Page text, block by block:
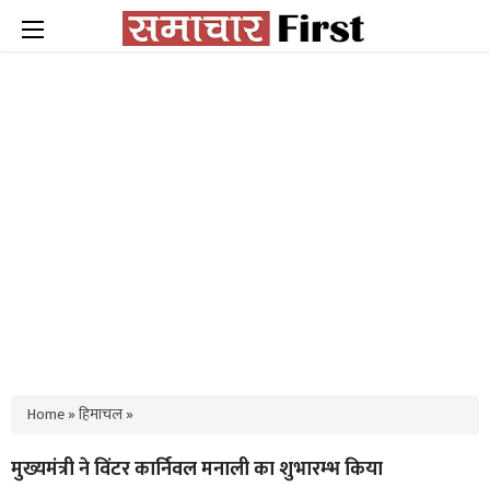
Home»हिमाचल»
मुख्यमंत्री ने विंटर कार्निवल मनाली का शुभारम्भ किया